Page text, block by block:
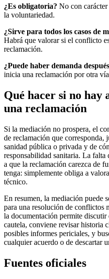
¿Es obligatoria? No con
la voluntariedad.
¿Sirve para todos los casos de
Habrá que valorar si el conflicto
reclamación.
¿Puede haber demanda
inicia una reclamación por otra
Qué hacer si no hay
una reclamación
Si la mediación no prospera, el
de reclamación que corresponda,
sanidad pública o privada y de
responsabilidad sanitaria. La falta
a que la reclamación carezca de
tenga: simplemente obliga a
técnico.
En resumen, la mediación puede
para una resolución de conflictos
la documentación permite
cautela, conviene revisar historia
posibles informes periciales, y
cualquier acuerdo o de descartar
Fuentes oficiales